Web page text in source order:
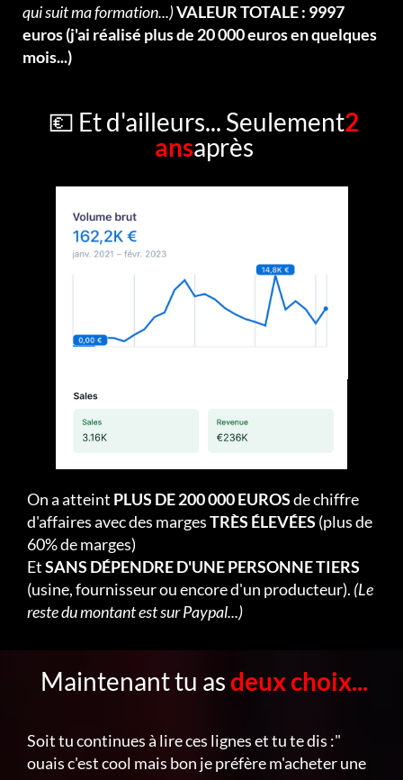
qui suit ma formation...)VALEUR TOTALE : 9997
euros (j'ai réalisé plus de 20 000 euros en quelques
mois...)
💶 Et d'ailleurs... Seulement2
ansaprès
On a atteint PLUS DE 200 000 EUROSde chiffre
d'affaires avec des margesTRÈS ÉLEVÉES (plus de
60% de marges)
EtSANS DÉPENDRE D'UNE PERSONNE TIERS
(usine, fournisseur ou encore d'un producteur). (Le
reste du montant est sur Paypal...)
Maintenant tu asdeux choix...
Soit tu continues à lire ces lignes et tu te dis :"
ouais c'est cool mais bon je préfère m'acheter une